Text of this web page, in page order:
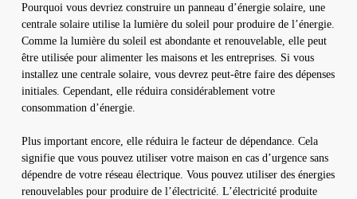
Pourquoi vous devriez construire un panneau d’énergie solaire, une
centrale solaire utilise la lumière du soleil pour produire de l’énergie.
Comme la lumière du soleil est abondante et renouvelable, elle peut
être utilisée pour alimenter les maisons et les entreprises. Si vous
installez une centrale solaire, vous devrez peut-être faire des dépenses
initiales. Cependant, elle réduira considérablement votre
consommation d’énergie.
Plus important encore, elle réduira le facteur de dépendance. Cela
signifie que vous pouvez utiliser votre maison en cas d’urgence sans
dépendre de votre réseau électrique. Vous pouvez utiliser des énergies
renouvelables pour produire de l’électricité. L’électricité produite